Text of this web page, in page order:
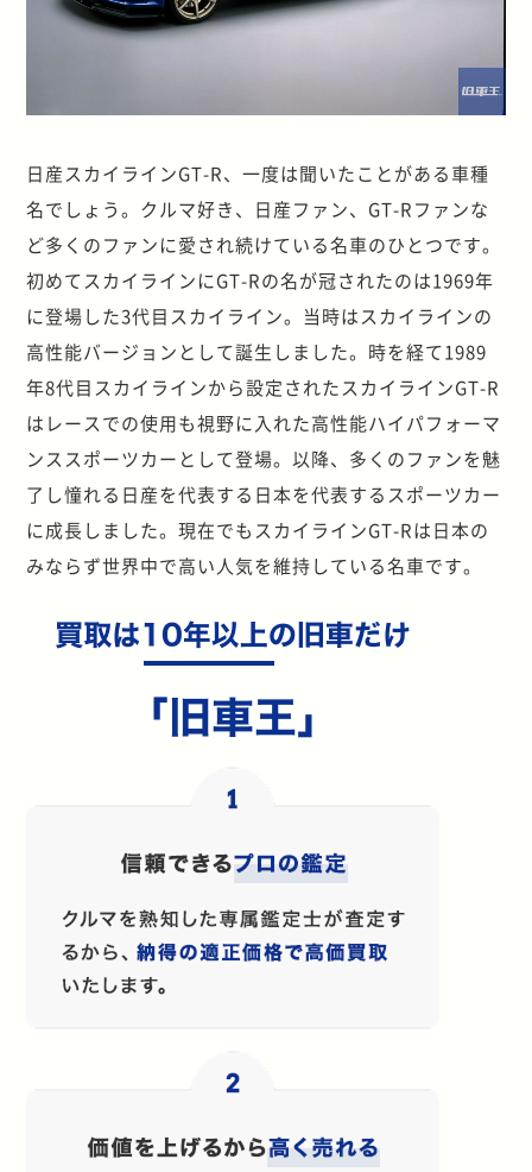
日産スカイラインGT-R、一度は聞いたことがある車種
名でしょう。クルマ好き、日産ファン、GT-Rファンな
ど多くのファンに愛され続けている名車のひとつです。
初めてスカイラインにGT-Rの名が冠されたのは1969年
に登場した3代目スカイライン。当時はスカイラインの
高性能バージョンとして誕生しました。時を経て1989
年8代目スカイラインから設定されたスカイラインGT-R
はレースでの使用も視野に入れた高性能ハイパフォーマ
ンススポーツカーとして登場。以降、多くのファンを魅
了し憧れる日産を代表する日本を代表するスポーツカー
に成長しました。現在でもスカイラインGT-Rは日本の
みならず世界中で高い人気を維持している名車です。